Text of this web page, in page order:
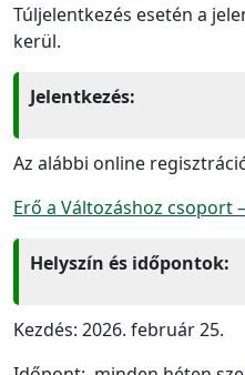
Túljelentkezés esetén a
kerül.
Jelentkezés:
Az alábbi online
Erő a Változáshoz csoport
Helyszín és időpontok:
Kezdés: 2026. február 25.